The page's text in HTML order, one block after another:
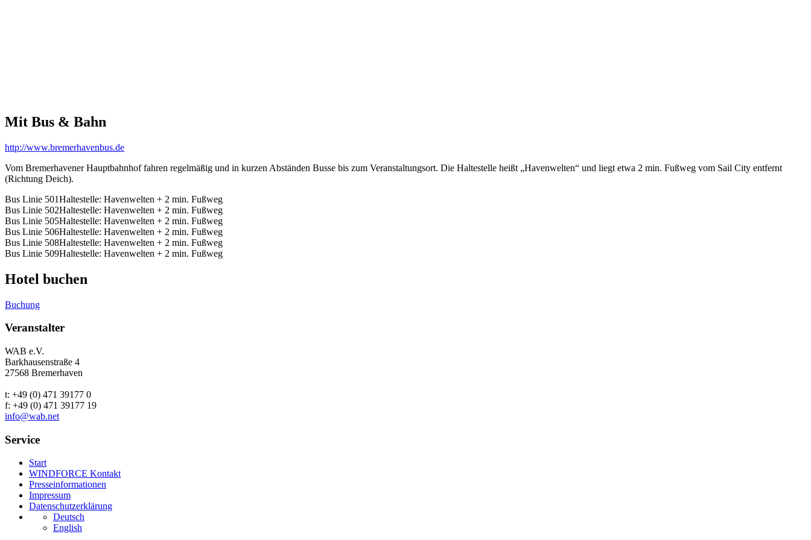
Mit Bus & Bahn
http://www.bremerhavenbus.de
Vom Bremerhavener Hauptbahnhof fahren regelmäßig und in kurzen Abständen Busse bis zum Veranstaltungsort. Die Haltestelle heißt „Havenwelten“ und liegt etwa 2 min. Fußweg vom Sail City entfernt
(Richtung Deich).
Bus Linie 501Haltestelle: Havenwelten + 2 min. Fußweg
Bus Linie 502Haltestelle: Havenwelten + 2 min. Fußweg
Bus Linie 505Haltestelle: Havenwelten + 2 min. Fußweg
Bus Linie 506Haltestelle: Havenwelten + 2 min. Fußweg
Bus Linie 508Haltestelle: Havenwelten + 2 min. Fußweg
Bus Linie 509Haltestelle: Havenwelten + 2 min. Fußweg
Hotel buchen
Buchung
Veranstalter
WAB e.V.
Barkhausenstraße 4
27568 Bremerhaven
t: +49 (0) 471 39177 0
f: +49 (0) 471 39177 19
info@wab.net
Service
Start
WINDFORCE Kontakt
Presseinformationen
Impressum
Datenschutzerklärung
Deutsch
English